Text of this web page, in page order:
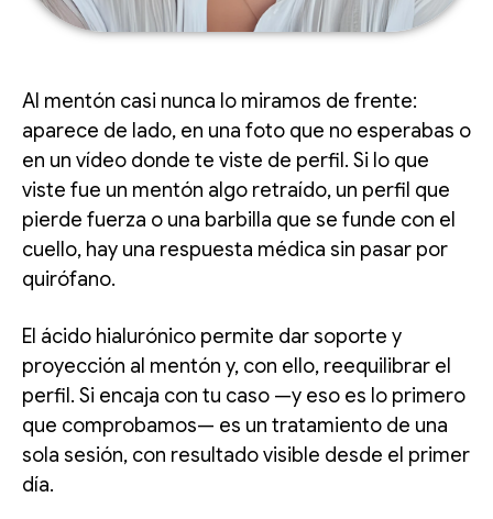
Al mentón casi nunca lo miramos de frente:
aparece de lado, en una foto que no esperabas o
en un vídeo donde te viste de perfil. Si lo que
viste fue un mentón algo retraído, un perfil que
pierde fuerza o una barbilla que se funde con el
cuello, hay una respuesta médica sin pasar por
quirófano.
El ácido hialurónico permite dar soporte y
proyección al mentón y, con ello, reequilibrar el
perfil. Si encaja con tu caso —y eso es lo primero
que comprobamos— es un tratamiento de una
sola sesión, con resultado visible desde el primer
día.